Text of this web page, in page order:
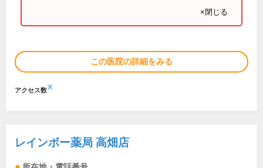
×閉じる
この医院の詳細をみる
アクセス数※
レインボー薬局 高畑店